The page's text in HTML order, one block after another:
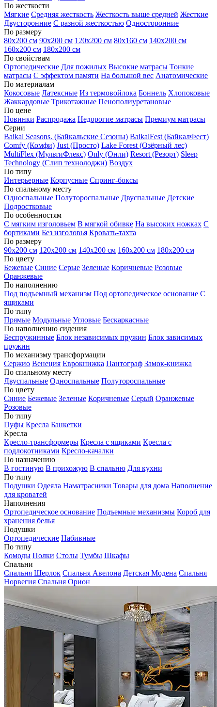
По жесткости
Мягкие Средняя жесткость Жесткость выше средней Жесткие
Двусторонние С разной жесткостью Односторонние
По размеру
80х200 см 90х200 см 120х200 см 80х160 см 140х200 см
160х200 см 180х200 см
По свойствам
Ортопедические Для пожилых Высокие матрасы Тонкие
матрасы С эффектом памяти На большой вес Анатомические
По материалам
Кокосовые Латексные Из термовойлока Боннель Хлопоковые
Жаккардовые Трикотажные Пенополиуретановые
По цене
Новинки Распродажа Недорогие матрасы Премиум матрасы
Серии
Baikal Seasons. (Байкальские Сезоны) BaikalFest (БайкалФест)
Comfy (Комфи) Just (Просто) Lake Forest (Озёрный лес)
MultiFlex (МультиФлекс) Only (Онли) Resort (Резорт) Sleep
Technology (Слип технолоджи) Воздух
По типу
Интерьерные Корпусные Спринг-боксы
По спальному месту
Односпальные Полутороспальные Двуспальные Детские
Подростковые
По особенностям
С мягким изголовьем В мягкой обивке На высоких ножках С
бортиками Без изголовья Кровать-тахта
По размеру
90х200 см 120х200 см 140х200 см 160х200 см 180х200 см
По цвету
Бежевые Синие Серые Зеленые Коричневые Розовые
Оранжевые
По наполнению
Под подъемный механизм Под ортопедическое основание С
ящиками
По типу
Прямые Модульные Угловые Бескаркасные
По наполнению сидения
Беспружинные Блок независимых пружин Блок зависимых
пружин
По механизму трансформации
Сержио Венеция Еврокнижка Пантограф Замок-книжка
По спальному месту
Двуспальные Односпальные Полутороспальные
По цвету
Синие Бежевые Зеленые Коричневые Серый Оранжевые
Розовые
По типу
Пуфы Кресла Банкетки
Кресла
Кресло-трансформеры Кресла с ящиками Кресла с
подлокотниками Кресло-качалки
По назначению
В гостиную В прихожую В спальню Для кухни
По типу
Подушки Одеяла Наматрасники Товары для дома Наполнение
для кроватей
Наполнения
Ортопедическое основание Подъемные механизмы Короб для
хранения белья
Подушки
Ортопедические Набивные
По типу
Комоды Полки Столы Тумбы Шкафы
Спальни
Спальня Шерлок Спальня Авелона Детская Модена Спальня
Норвегия Спальня Орион